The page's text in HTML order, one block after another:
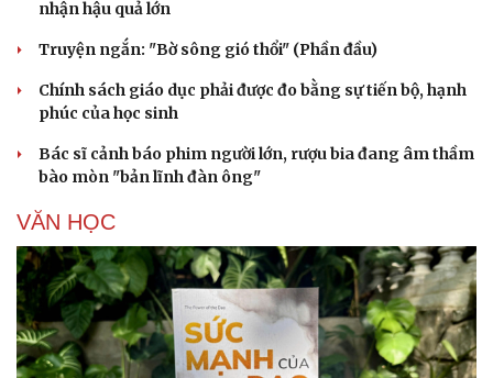
nhận hậu quả lớn
Truyện ngắn: "Bờ sông gió thổi" (Phần đầu)
Chính sách giáo dục phải được đo bằng sự tiến bộ, hạnh
phúc của học sinh
Bác sĩ cảnh báo phim người lớn, rượu bia đang âm thầm
bào mòn "bản lĩnh đàn ông"
VĂN HỌC